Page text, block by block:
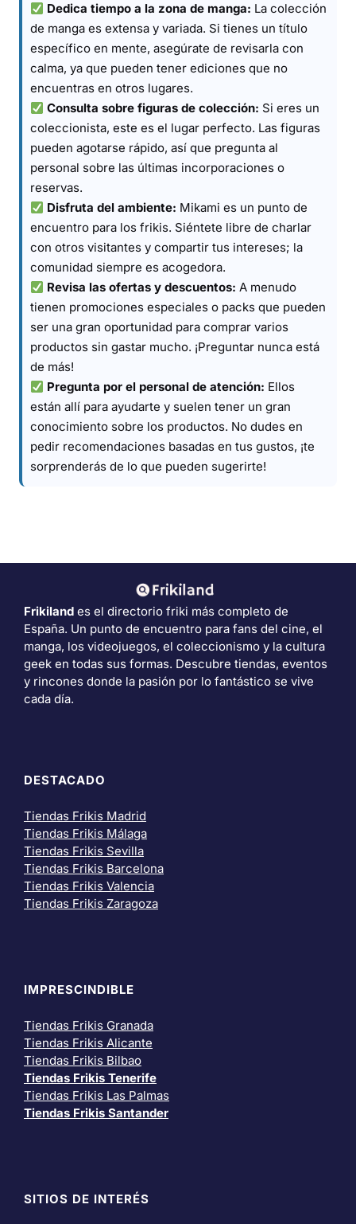
Dedica tiempo a la zona de manga: La colección
de manga es extensa y variada. Si tienes un título
específico en mente, asegúrate de revisarla con
calma, ya que pueden tener ediciones que no
encuentras en otros lugares.
Consulta sobre figuras de colección: Si eres un
coleccionista, este es el lugar perfecto. Las figuras
pueden agotarse rápido, así que pregunta al
personal sobre las últimas incorporaciones o
reservas.
Disfruta del ambiente: Mikami es un punto de
encuentro para los frikis. Siéntete libre de charlar
con otros visitantes y compartir tus intereses; la
comunidad siempre es acogedora.
Revisa las ofertas y descuentos: A menudo
tienen promociones especiales o packs que pueden
ser una gran oportunidad para comprar varios
productos sin gastar mucho. ¡Preguntar nunca está
de más!
Pregunta por el personal de atención: Ellos
están allí para ayudarte y suelen tener un gran
conocimiento sobre los productos. No dudes en
pedir recomendaciones basadas en tus gustos, ¡te
sorprenderás de lo que pueden sugerirte!
Frikiland es el directorio friki más completo de
España. Un punto de encuentro para fans del cine, el
manga, los videojuegos, el coleccionismo y la cultura
geek en todas sus formas. Descubre tiendas, eventos
y rincones donde la pasión por lo fantástico se vive
cada día.
DESTACADO
Tiendas Frikis Madrid
Tiendas Frikis Málaga
Tiendas Frikis Sevilla
Tiendas Frikis Barcelona
Tiendas Frikis Valencia
Tiendas Frikis Zaragoza
IMPRESCINDIBLE
Tiendas Frikis Granada
Tiendas Frikis Alicante
Tiendas Frikis Bilbao
Tiendas Frikis Tenerife
Tiendas Frikis Las Palmas
Tiendas Frikis Santander
SITIOS DE INTERÉS